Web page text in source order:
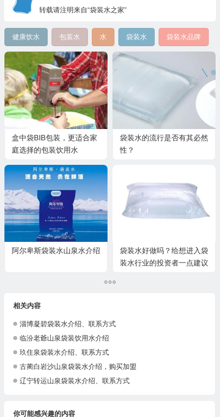
转载请注明来自“袋装水之家”
健康饮水 包装水 水 袋装水 袋装水品牌
盒中袋BIB包装，更适合家
庭选择的包装饮用水
袋装水的流行是否有其必然
性？
阿尔卑斯袋装水山泉水介绍
袋装水好做吗？给想进入袋
装水行业的投资者一点建议
相关内容
淄博凝碧袋装水介绍、联系方式
临汾老爺山泉袋装饮用水介绍
玖住泉袋装水介绍、联系方式
古蔺白岩沙山泉袋装水介绍，购买加盟
辽宁转运山泉袋装水介绍、联系方式
你可能感兴趣的内容